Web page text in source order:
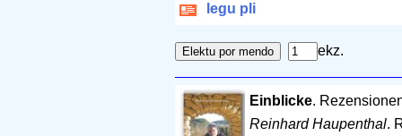
legu pli
ekz.
Einblicke.
Reinhard Haupenthal.